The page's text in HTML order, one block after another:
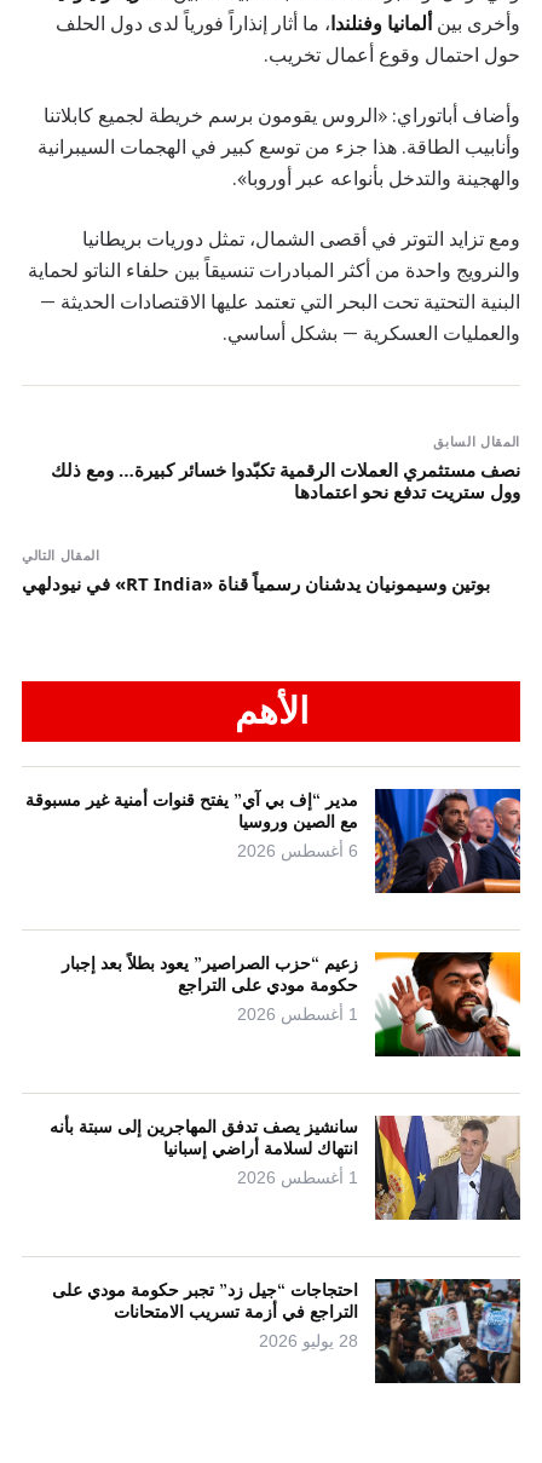
وأخرى بينألمانيا وفنلندا، ما أثار إنذاراً فورياً لدى دول الحلف
حول احتمال وقوع أعمال تخريب.
وأضاف أباتوراي: «الروس يقومون برسم خريطة لجميع كابلاتنا
وأنابيب الطاقة. هذا جزء من توسع كبير في الهجمات السيبرانية
والهجينة والتدخل بأنواعه عبر أوروبا».
ومع تزايد التوتر في أقصى الشمال، تمثل دوريات بريطانيا
والنرويج واحدة من أكثر المبادرات تنسيقاً بين حلفاء الناتو لحماية
البنية التحتية تحت البحر التي تعتمد عليها الاقتصادات الحديثة —
والعمليات العسكرية — بشكل أساسي.
المقال السابق
نصف مستثمري العملات الرقمية تكبّدوا خسائر كبيرة… ومع ذلك
وول ستريت تدفع نحو اعتمادها
المقال التالي
بوتين وسيمونيان يدشنان رسمياً قناة «RT India» في نيودلهي
الأهم
مدير “إف بي آي” يفتح قنوات أمنية غير مسبوقة
مع الصين وروسيا
6 أغسطس 2026
زعيم “حزب الصراصير” يعود بطلاً بعد إجبار
حكومة مودي على التراجع
1 أغسطس 2026
سانشيز يصف تدفق المهاجرين إلى سبتة بأنه
انتهاك لسلامة أراضي إسبانيا
1 أغسطس 2026
احتجاجات “جيل زد” تجبر حكومة مودي على
التراجع في أزمة تسريب الامتحانات
28 يوليو 2026